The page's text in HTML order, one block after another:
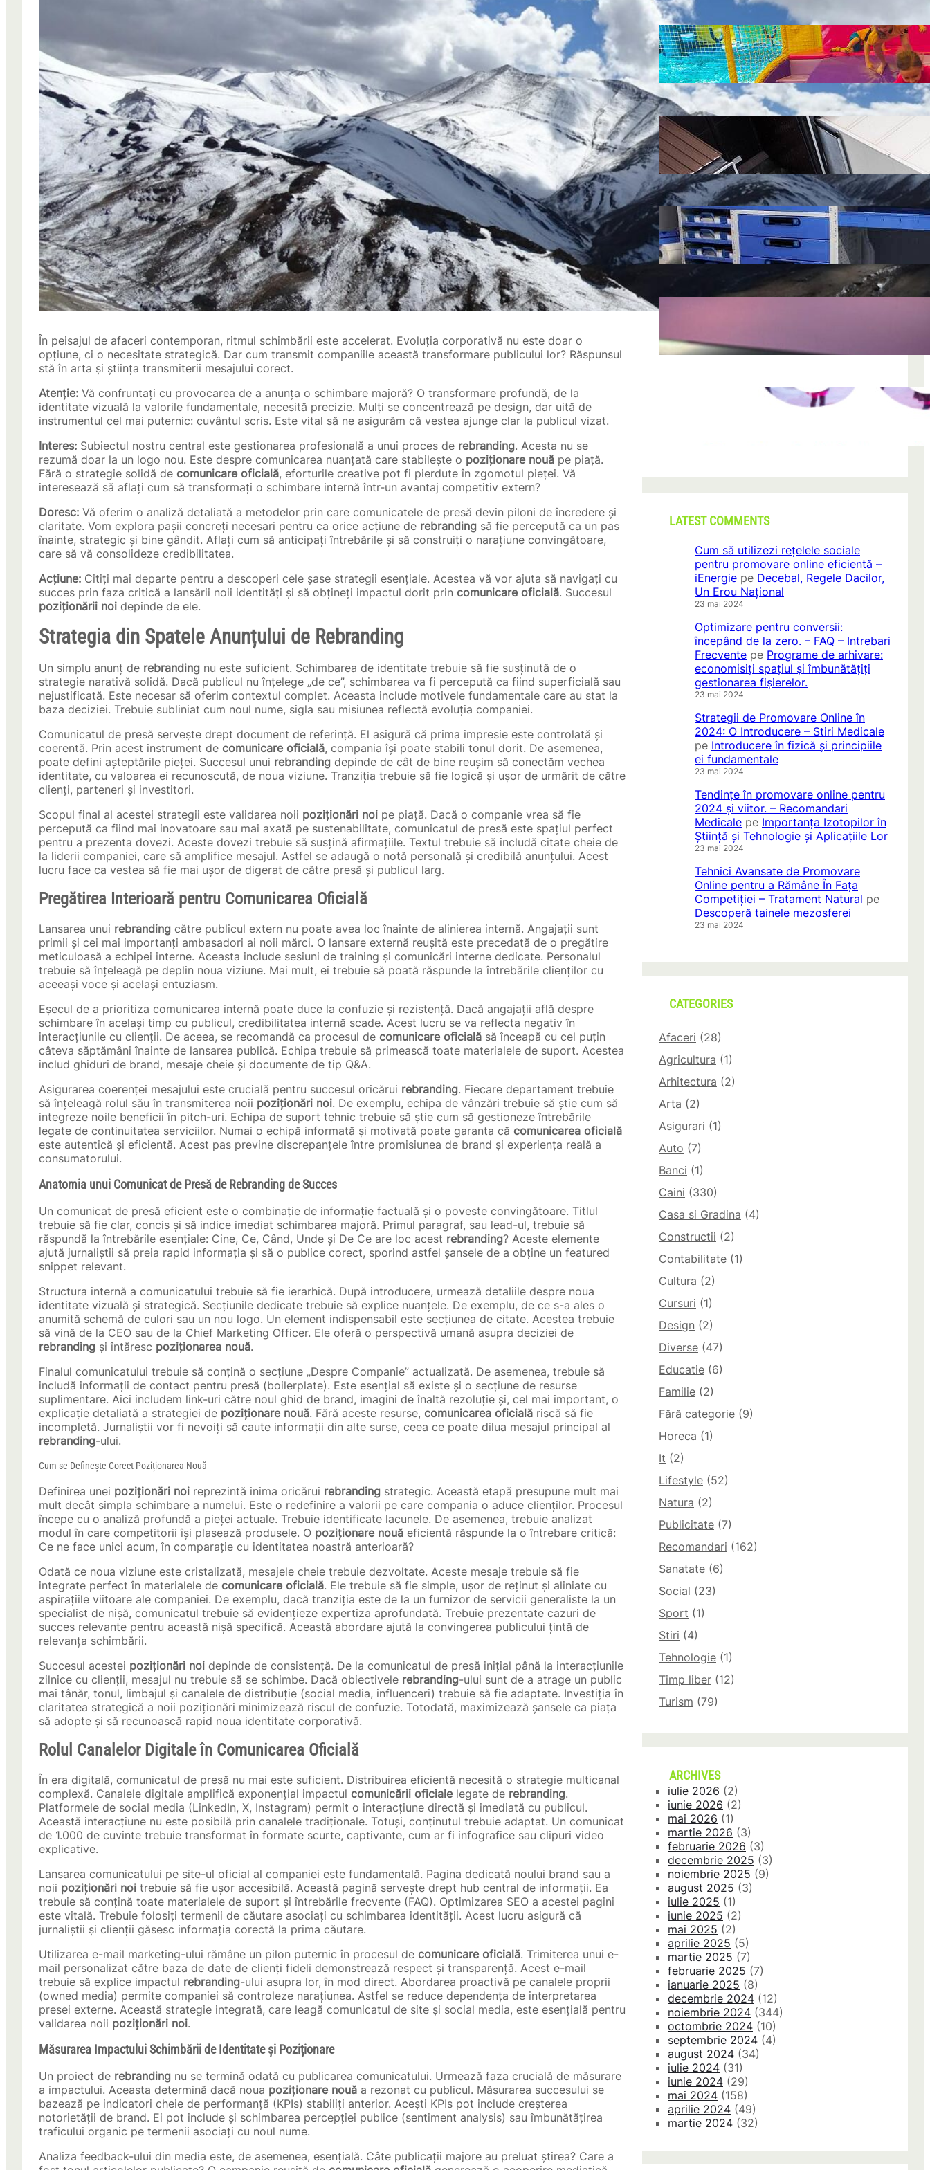
În peisajul de afaceri contemporan, ritmul schimbării este accelerat. Evoluția corporativă nu este doar o
opțiune, ci o necesitate strategică. Dar cum transmit companiile această transformare publicului lor? Răspunsul
stă în arta și știința transmiterii mesajului corect.
Atenție: Vă confruntați cu provocarea de a anunța o schimbare majoră? O transformare profundă, de la
identitate vizuală la valorile fundamentale, necesită precizie. Mulți se concentrează pe design, dar uită de
instrumentul cel mai puternic: cuvântul scris. Este vital să ne asigurăm că vestea ajunge clar la publicul vizat.
Interes: Subiectul nostru central este gestionarea profesională a unui proces de rebranding. Acesta nu se
rezumă doar la un logo nou. Este despre comunicarea nuanțată care stabilește o poziționare nouă pe piață.
Fără o strategie solidă de comunicare oficială, eforturile creative pot fi pierdute în zgomotul pieței. Vă
interesează să aflați cum să transformați o schimbare internă într-un avantaj competitiv extern?
Doresc: Vă oferim o analiză detaliată a metodelor prin care comunicatele de presă devin piloni de încredere și
claritate. Vom explora pașii concreți necesari pentru ca orice acțiune de rebranding să fie percepută ca un pas
înainte, strategic și bine gândit. Aflați cum să anticipați întrebările și să construiți o narațiune convingătoare,
care să vă consolideze credibilitatea.
Acțiune: Citiți mai departe pentru a descoperi cele șase strategii esențiale. Acestea vă vor ajuta să navigați cu
succes prin faza critică a lansării noii identități și să obțineți impactul dorit prin comunicare oficială. Succesul
poziționării noi depinde de ele.
Strategia din Spatele Anunțului de Rebranding
Un simplu anunț de rebranding nu este suficient. Schimbarea de identitate trebuie să fie susținută de o
strategie narativă solidă. Dacă publicul nu înțelege „de ce”, schimbarea va fi percepută ca fiind superficială sau
nejustificată. Este necesar să oferim contextul complet. Aceasta include motivele fundamentale care au stat la
baza deciziei. Trebuie subliniat cum noul nume, sigla sau misiunea reflectă evoluția companiei.
Comunicatul de presă servește drept document de referință. El asigură că prima impresie este controlată și
coerentă. Prin acest instrument de comunicare oficială, compania își poate stabili tonul dorit. De asemenea,
poate defini așteptările pieței. Succesul unui rebranding depinde de cât de bine reușim să conectăm vechea
identitate, cu valoarea ei recunoscută, de noua viziune. Tranziția trebuie să fie logică și ușor de urmărit de către
clienți, parteneri și investitori.
Scopul final al acestei strategii este validarea noii poziționări noi pe piață. Dacă o companie vrea să fie
percepută ca fiind mai inovatoare sau mai axată pe sustenabilitate, comunicatul de presă este spațiul perfect
pentru a prezenta dovezi. Aceste dovezi trebuie să susțină afirmațiile. Textul trebuie să includă citate cheie de
la liderii companiei, care să amplifice mesajul. Astfel se adaugă o notă personală și credibilă anunțului. Acest
lucru face ca vestea să fie mai ușor de digerat de către presă și publicul larg.
Pregătirea Interioară pentru Comunicarea Oficială
Lansarea unui rebranding către publicul extern nu poate avea loc înainte de alinierea internă. Angajații sunt
primii și cei mai importanți ambasadori ai noii mărci. O lansare externă reușită este precedată de o pregătire
meticuloasă a echipei interne. Aceasta include sesiuni de training și comunicări interne dedicate. Personalul
trebuie să înțeleagă pe deplin noua viziune. Mai mult, ei trebuie să poată răspunde la întrebările clienților cu
aceeași voce și același entuziasm.
Eșecul de a prioritiza comunicarea internă poate duce la confuzie și rezistență. Dacă angajații află despre
schimbare în același timp cu publicul, credibilitatea internă scade. Acest lucru se va reflecta negativ în
interacțiunile cu clienții. De aceea, se recomandă ca procesul de comunicare oficială să înceapă cu cel puțin
câteva săptămâni înainte de lansarea publică. Echipa trebuie să primească toate materialele de suport. Acestea
includ ghiduri de brand, mesaje cheie și documente de tip Q&A.
Asigurarea coerenței mesajului este crucială pentru succesul oricărui rebranding. Fiecare departament trebuie
să înțeleagă rolul său în transmiterea noii poziționări noi. De exemplu, echipa de vânzări trebuie să știe cum să
integreze noile beneficii în pitch-uri. Echipa de suport tehnic trebuie să știe cum să gestioneze întrebările
legate de continuitatea serviciilor. Numai o echipă informată și motivată poate garanta că comunicarea oficială
este autentică și eficientă. Acest pas previne discrepanțele între promisiunea de brand și experiența reală a
consumatorului.
Anatomia unui Comunicat de Presă de Rebranding de Succes
Un comunicat de presă eficient este o combinație de informație factuală și o poveste convingătoare. Titlul
trebuie să fie clar, concis și să indice imediat schimbarea majoră. Primul paragraf, sau lead-ul, trebuie să
răspundă la întrebările esențiale: Cine, Ce, Când, Unde și De Ce are loc acest rebranding? Aceste elemente
ajută jurnaliștii să preia rapid informația și să o publice corect, sporind astfel șansele de a obține un featured
snippet relevant.
Structura internă a comunicatului trebuie să fie ierarhică. După introducere, urmează detaliile despre noua
identitate vizuală și strategică. Secțiunile dedicate trebuie să explice nuanțele. De exemplu, de ce s-a ales o
anumită schemă de culori sau un nou logo. Un element indispensabil este secțiunea de citate. Acestea trebuie
să vină de la CEO sau de la Chief Marketing Officer. Ele oferă o perspectivă umană asupra deciziei de
rebranding și întăresc poziționarea nouă.
Finalul comunicatului trebuie să conțină o secțiune „Despre Companie” actualizată. De asemenea, trebuie să
includă informații de contact pentru presă (boilerplate). Este esențial să existe și o secțiune de resurse
suplimentare. Aici includem link-uri către noul ghid de brand, imagini de înaltă rezoluție și, cel mai important, o
explicație detaliată a strategiei de poziționare nouă. Fără aceste resurse, comunicarea oficială riscă să fie
incompletă. Jurnaliștii vor fi nevoiți să caute informații din alte surse, ceea ce poate dilua mesajul principal al
rebranding-ului.
Cum se Definește Corect Poziționarea Nouă
Definirea unei poziționări noi reprezintă inima oricărui rebranding strategic. Această etapă presupune mult mai
mult decât simpla schimbare a numelui. Este o redefinire a valorii pe care compania o aduce clienților. Procesul
începe cu o analiză profundă a pieței actuale. Trebuie identificate lacunele. De asemenea, trebuie analizat
modul în care competitorii își plasează produsele. O poziționare nouă eficientă răspunde la o întrebare critică:
Ce ne face unici acum, în comparație cu identitatea noastră anterioară?
Odată ce noua viziune este cristalizată, mesajele cheie trebuie dezvoltate. Aceste mesaje trebuie să fie
integrate perfect în materialele de comunicare oficială. Ele trebuie să fie simple, ușor de reținut și aliniate cu
aspirațiile viitoare ale companiei. De exemplu, dacă tranziția este de la un furnizor de servicii generaliste la un
specialist de nișă, comunicatul trebuie să evidențieze expertiza aprofundată. Trebuie prezentate cazuri de
succes relevante pentru această nișă specifică. Această abordare ajută la convingerea publicului țintă de
relevanța schimbării.
Succesul acestei poziționări noi depinde de consistență. De la comunicatul de presă inițial până la interacțiunile
zilnice cu clienții, mesajul nu trebuie să se schimbe. Dacă obiectivele rebranding-ului sunt de a atrage un public
mai tânăr, tonul, limbajul și canalele de distribuție (social media, influenceri) trebuie să fie adaptate. Investiția în
claritatea strategică a noii poziționări minimizează riscul de confuzie. Totodată, maximizează șansele ca piața
să adopte și să recunoască rapid noua identitate corporativă.
Rolul Canalelor Digitale în Comunicarea Oficială
În era digitală, comunicatul de presă nu mai este suficient. Distribuirea eficientă necesită o strategie multicanal
complexă. Canalele digitale amplifică exponențial impactul comunicării oficialelegate de rebranding.
Platformele de social media (LinkedIn, X, Instagram) permit o interacțiune directă și imediată cu publicul.
Această interacțiune nu este posibilă prin canalele tradiționale. Totuși, conținutul trebuie adaptat. Un comunicat
de 1.000 de cuvinte trebuie transformat în formate scurte, captivante, cum ar fi infografice sau clipuri video
explicative.
Lansarea comunicatului pe site-ul oficial al companiei este fundamentală. Pagina dedicată noului brand sau a
noii poziționări noi trebuie să fie ușor accesibilă. Această pagină servește drept hub central de informații. Ea
trebuie să conțină toate materialele de suport și întrebările frecvente (FAQ). Optimizarea SEO a acestei pagini
este vitală. Trebuie folosiți termenii de căutare asociați cu schimbarea identității. Acest lucru asigură că
jurnaliștii și clienții găsesc informația corectă la prima căutare.
Utilizarea e-mail marketing-ului rămâne un pilon puternic în procesul de comunicare oficială. Trimiterea unui e-
mail personalizat către baza de date de clienți fideli demonstrează respect și transparență. Acest e-mail
trebuie să explice impactul rebranding-ului asupra lor, în mod direct. Abordarea proactivă pe canalele proprii
(owned media) permite companiei să controleze narațiunea. Astfel se reduce dependența de interpretarea
presei externe. Această strategie integrată, care leagă comunicatul de site și social media, este esențială pentru
validarea noii poziționări noi.
Măsurarea Impactului Schimbării de Identitate și Poziționare
Un proiect de rebranding nu se termină odată cu publicarea comunicatului. Urmează faza crucială de măsurare
a impactului. Aceasta determină dacă noua poziționare nouă a rezonat cu publicul. Măsurarea succesului se
bazează pe indicatori cheie de performanță (KPIs) stabiliți anterior. Acești KPIs pot include creșterea
notorietății de brand. Ei pot include și schimbarea percepției publice (sentiment analysis) sau îmbunătățirea
traficului organic pe termenii asociați cu noul nume.
Analiza feedback-ului din media este, de asemenea, esențială. Câte publicații majore au preluat știrea? Care a
LATEST POSTS
Soluții pentru părinții care vor să își vadă
copiii explorând în loc să stea pe
telefoane
iul. 25, 2026
Ce soluție de urmărire GPS este
recomandată pentru transport marfă
iul. 2, 2026
Atelier mobil: cum transformi o dubă
obișnuită într-un spațiu de lucru care
chiar funcționează
iun. 24, 2026
iun. 23, 2026
CONI FEST 2026 – o editie record prin
LATEST COMMENTS
Cum să utilizezi rețelele sociale
pentru promovare online eficientă –
iEnergie pe Decebal, Regele Dacilor,
Un Erou Național
23 mai 2024
Optimizare pentru conversii:
începând de la zero. – FAQ – Intrebari
Frecvente pe Programe de arhivare:
economisiți spațiul și îmbunătățiți
gestionarea fișierelor.
23 mai 2024
Strategii de Promovare Online în
2024: O Introducere – Stiri Medicale
pe Introducere în fizică și principiile
ei fundamentale
23 mai 2024
Tendințe în promovare online pentru
2024 și viitor. – Recomandari
Medicale pe Importanța Izotopilor în
Știință și Tehnologie și Aplicațiile Lor
23 mai 2024
Tehnici Avansate de Promovare
Online pentru a Rămâne În Fața
Competiției – Tratament Natural pe
Descoperă tainele mezosferei
23 mai 2024
CATEGORIES
Afaceri (28)
Agricultura (1)
Arhitectura (2)
Arta (2)
Asigurari (1)
Auto (7)
Banci (1)
Caini (330)
Casa si Gradina (4)
Constructii (2)
Contabilitate (1)
Cultura (2)
Cursuri (1)
Design (2)
Diverse (47)
Educatie (6)
Familie (2)
Fără categorie (9)
Horeca (1)
It (2)
Lifestyle (52)
Natura (2)
Publicitate (7)
Recomandari (162)
Sanatate (6)
Social (23)
Sport (1)
Stiri (4)
Tehnologie (1)
Timp liber (12)
Turism (79)
ARCHIVES
iulie 2026 (2)
iunie 2026 (2)
mai 2026 (1)
martie 2026 (3)
februarie 2026 (3)
decembrie 2025 (3)
noiembrie 2025 (9)
august 2025 (3)
iulie 2025 (1)
iunie 2025 (2)
mai 2025 (2)
aprilie 2025 (5)
martie 2025 (7)
februarie 2025 (7)
ianuarie 2025 (8)
decembrie 2024 (12)
noiembrie 2024 (344)
octombrie 2024 (10)
septembrie 2024 (4)
august 2024 (34)
iulie 2024 (31)
iunie 2024 (29)
mai 2024 (158)
aprilie 2024 (49)
martie 2024 (32)